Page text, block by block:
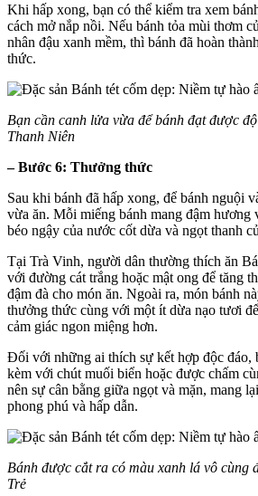
Khi hấp xong, bạn có thể kiểm tra xem
cách mở nắp nồi. Nếu bánh tỏa mùi thơm
nhân đậu xanh mềm, thì bánh đã hoàn
thức.
Bạn cần canh lửa vừa để bánh đạt được
Thanh Niên
– Bước 6: Thưởng thức
Sau khi bánh đã hấp xong, để bánh nguội
vừa ăn. Mỗi miếng bánh mang đậm hương
béo ngậy của nước cốt dừa và ngọt thanh
Tại Trà Vinh, người dân thường thích ăn
với đường cát trắng hoặc mật ong để tăng
đậm đà cho món ăn. Ngoài ra, món bánh
thưởng thức cùng với một ít dừa nạo tươi
cảm giác ngon miệng hơn.
Đối với những ai thích sự kết hợp độc đáo,
kèm với chút muối biển hoặc được chấm
nên sự cân bằng giữa ngọt và mặn, mang
phong phú và hấp dẫn.
Bánh được cắt ra có màu xanh lá vô cùng
Trẻ